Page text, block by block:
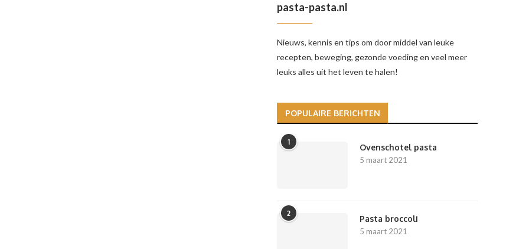
pasta-pasta.nl
Nieuws, kennis en tips om door middel van leuke
recepten, beweging, gezonde voeding en veel meer
leuks alles uit het leven te halen!
POPULAIRE BERICHTEN
1
Ovenschotel pasta
5 maart 2021
2
Pasta broccoli
5 maart 2021